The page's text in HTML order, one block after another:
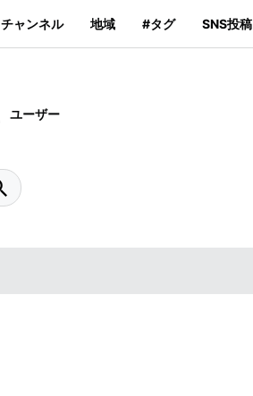
チャンネル 地域 #タグ SNS投稿
ユーザー